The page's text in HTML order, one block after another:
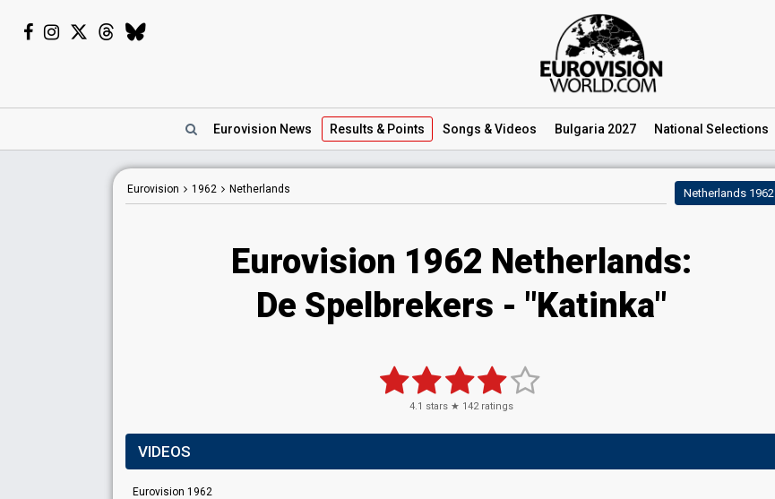
Eurovision News Results & Points Songs & Videos Bulgaria 2027 National Selections
Eurovision 1962 Netherlands Netherlands 1962
Eurovision 1962 Netherlands:
De Spelbrekers - "Katinka"
4.1 stars ★ 142ratings
VIDEOS
Eurovision 1962